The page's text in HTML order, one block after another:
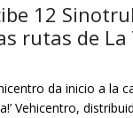
12
rutas de La
da inicio a la
Vehicentro,